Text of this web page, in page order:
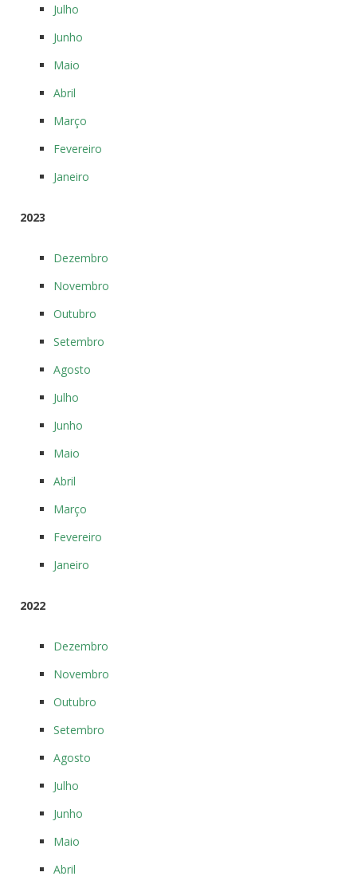
Julho
Junho
Maio
Abril
Março
Fevereiro
Janeiro
2023
Dezembro
Novembro
Outubro
Setembro
Agosto
Julho
Junho
Maio
Abril
Março
Fevereiro
Janeiro
2022
Dezembro
Novembro
Outubro
Setembro
Agosto
Julho
Junho
Maio
Abril